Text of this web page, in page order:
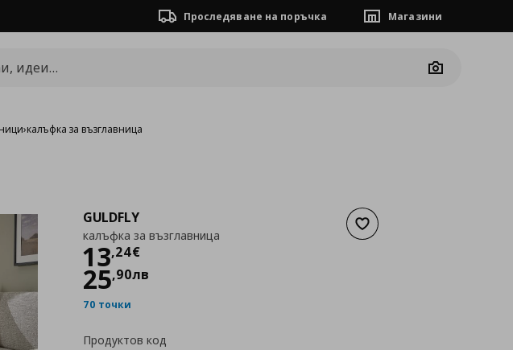
Проследяване на поръчка Магазини
Camera
›калъфка за възглавница
Добави към списъка с
GULDFLY
калъфка за възглавница
13,24€
Цена
25,90лв
70 точки
Продуктов код